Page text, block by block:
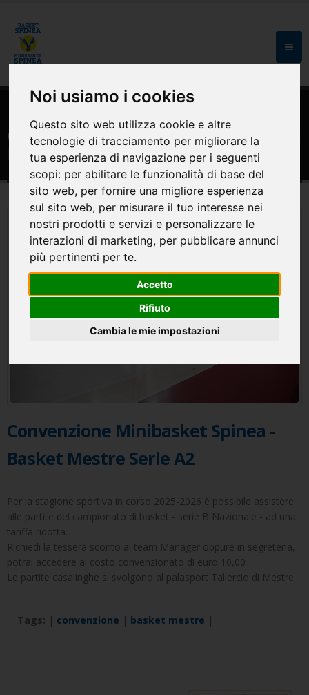
Noi usiamo i cookies
Questo sito web utilizza cookie e altre
tecnologie di tracciamento per migliorare la
tua esperienza di navigazione per i seguenti
scopi: per abilitare le funzionalità di base del
sito web, per fornire una migliore esperienza
sul sito web, per misurare il tuo interesse nei
nostri prodotti e servizi e personalizzare le
interazioni di marketing, per pubblicare annunci
più pertinenti per te.
Accetto
Rifiuto
Cambia le mie impostazioni
Convenzione Minibasket Spinea Basket
Mestre Serie A2
Convenzione Minibasket Spinea -
Basket Mestre Serie A2
Per la stagione sportiva in corso 2025-2026 è possibile assistere
alle partite del campionato di basket - serie B Nazionale - ad una
tariffa ridotta.
Richiedi la tessera sconto al team Manager oppure in segreteria,
potrai accedere al costo convenzionato di euro 10,00
Le partite casalinghe si svolgono al palasport Taliercio di Mestre
Tags: | convenzione | basket mestre |